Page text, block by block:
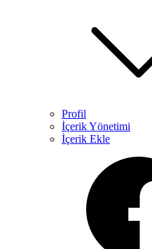
Profil
İçerik Yönetimi
İçerik Ekle